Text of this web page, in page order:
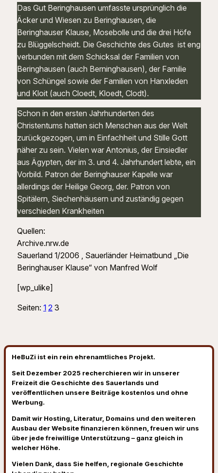
Das Gut Beringhausen umfasste ursprünglich die
Äcker und Wiesen zu Beringhausen, die
Beringhauser Klause, Mosebolle und die drei Höfe
zu Blüggelscheidt. Die Geschichte des Gutes ist eng
verbunden mit dem Schicksal der Familien von
Beringhausen (auch Berninghausen), der Familie
von Schüngel sowie der Familien von Hanxleden
und Kloit (auch Cloedt, Kloedt, Clodt).
Schon in den ersten Jahrhunderten des
Christentums hatten sich Menschen aus der Welt
zurückgezogen, um in Einfachheit und Stille Gott
näher zu sein. Vielen war Antonius, der Einsiedler
aus Ägypten, der im 3. und 4. Jahrhundert lebte, ein
Vorbild. Patron der Beringhauser Kapelle war
allerdings der Heilige Georg, der. Patron von
Spitälern, Siechenhäusern und zuständig gegen
verschieden Krankheiten
Quellen:
Archive.nrw.de
Sauerland 1/2006 , Sauerländer Heimatbund „Die
Beringhauser Klause“ von Manfred Wolf
[wp_ulike]
Seiten: 1 2 3
HeBuZi ist ein rein ehrenamtliches Projekt.
Seit Dezember 2025 recherchieren wir in unserer
Freizeit die Geschichte des Sauerlands und
veröffentlichen unsere Beiträge kostenlos und ohne
Werbung.
Damit wir Hosting, Literatur, Domains und den weiteren
Ausbau der Website finanzieren können, freuen wir uns
über jede freiwillige Unterstützung – ganz gleich in
welcher Höhe.
Vielen Dank, dass Sie helfen, regionale Geschichte